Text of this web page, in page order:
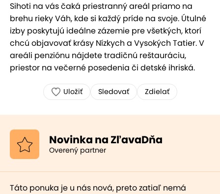
Sihoti na vás čaká priestranný areál priamo na
brehu rieky Váh, kde si každý príde na svoje. Útulné
izby poskytujú ideálne zázemie pre všetkých, ktorí
chcú objavovať krásy Nízkych a Vysokých Tatier. V
areáli penziónu nájdete tradičnú reštauráciu,
priestor na večerné posedenia či detské ihriská.
Uložiť Sledovať Zdielať
Novinka na ZľavaDňa
Overený partner
Táto ponuka je u nás nová, preto zatiaľ nemá